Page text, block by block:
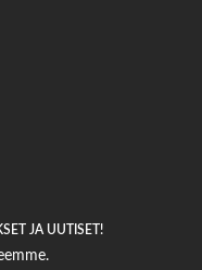
JA UUTISET!